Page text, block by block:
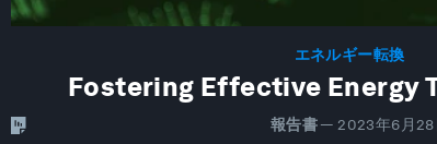
エネルギー転換
Fostering Effective Energy
報告書— 2023年6月28